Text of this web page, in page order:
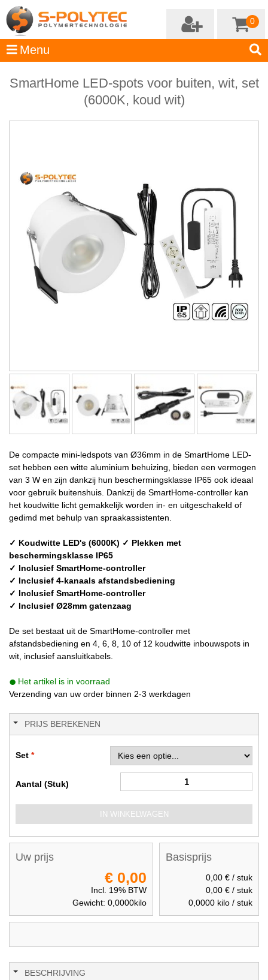
0
SmartHome LED-spots voor buiten, wit, set
(6000K, koud wit)
De compacte mini-ledspots van Ø36mm in de SmartHome LED-
set hebben een witte aluminium behuizing, bieden een vermogen
van 3 W en zijn dankzij hun beschermingsklasse IP65 ook ideaal
voor gebruik buitenshuis. Dankzij de SmartHome-controller kan
het koudwitte licht gemakkelijk worden in- en uitgeschakeld of
gedimd met behulp van spraakassistenten.
✓ Koudwitte LED's (6000K) ✓ Plekken met
beschermingsklasse IP65
✓ Inclusief SmartHome-controller
✓ Inclusief 4-kanaals afstandsbediening
✓ Inclusief SmartHome-controller
✓ Inclusief Ø28mm gatenzaag
De set bestaat uit de SmartHome-controller met
afstandsbediening en 4, 6, 8, 10 of 12 koudwitte inbouwspots in
wit, inclusief aansluitkabels.
Het artikel is in voorraad
Verzending van uw order binnen 2-3 werkdagen
PRIJS BEREKENEN
Set
Aantal (Stuk)
IN WINKELWAGEN
Basisprijs
0,00 € / stuk
0,00 € / stuk
0,0000 kilo / stuk
Uw prijs
€ 0,00
Incl. 19% BTW
Gewicht: 0,0000kilo
BESCHRIJVING